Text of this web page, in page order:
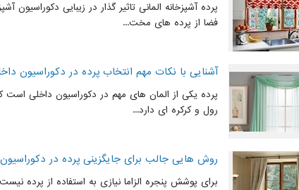
پرده آشپزخانه المانی تاثیر گذار در زیبایی
فضا از پرده های مخت...
آشنایی با نکات مهم انتخاب پرده در دکوراسیون
پرده یکی از المان های مهم در دکوراسیون داخلی است
رول و کرکره ای دارد...
روش هایی جالب برای جایگزینی پرده در
برای پوشش پنجره الزاما نیازی به استفاده از پرده